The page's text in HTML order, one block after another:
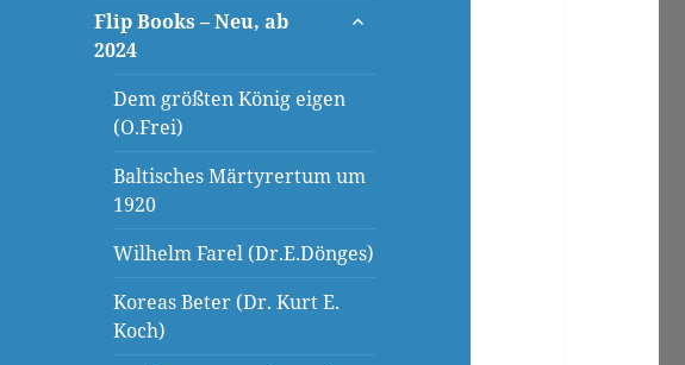
Flip Books – Neu, ab
2024
untermenü
Dem größten König eigen
(O.Frei)
Baltisches Märtyrertum um
1920
Wilhelm Farel (Dr.E.Dönges)
Koreas Beter (Dr. Kurt E.
Koch)